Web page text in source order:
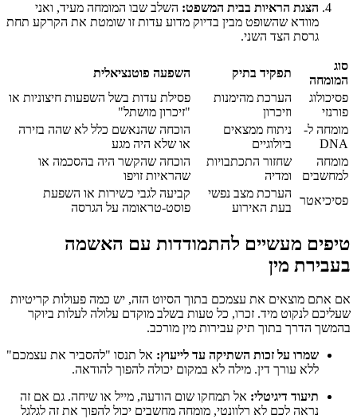
הצגת הראיות בבית המשפט: השלב שבו המומחה מעיד, ואני
מוודא שהשופט מבין בדיוק מדוע עדות זו שומטת את הקרקע תחת
גרסת הצד השני.
סוג
המומחה
תפקיד בתיק
השפעה פוטנציאלית
פסיכולוג
פורנזי
הערכת מהימנות
וזיכרון
פסילת עדות בשל השפעות חיצוניות או
"זיכרון מושתל"
מומחה ל-
DNA
ניתוח ממצאים
ביולוגיים
הוכחה שהנאשם כלל לא שהה בזירה
או שלא היה מגע
מומחה
למחשבים
שחזור התכתבויות
ומדיה
הוכחה שהקשר היה בהסכמה או
שהראיות זויפו
פסיכיאטר
הערכת מצב נפשי
בעת האירוע
קביעה לגבי כשירות או השפעת
פוסט-טראומה על הגרסה
טיפים מעשיים להתמודדות עם האשמה
בעבירת מין
אם אתם מוצאים את עצמכם בתוך הסיוט הזה, יש כמה פעולות קריטיות
שעליכם לנקוט מיד. זכרו, כל טעות בשלב מוקדם עלולה לעלות ביוקר
בהמשך הדרך בתוך תיק עבירות מין מורכב.
שמרו על זכות השתיקה עד לייעוץ: אל תנסו "להסביר את עצמכם"
ללא עורך דין. מילה לא במקום יכולה להפוך להודאה.
תיעוד דיגיטלי: אל תמחקו שום הודעה, מייל או שיחה. גם אם זה
נראה לכם לא רלוונטי, מומחה מחשבים יכול להפוך את זה לגלגל